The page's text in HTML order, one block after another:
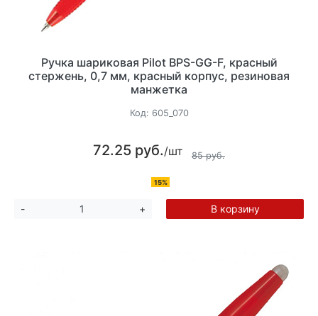
Ручка шариковая Pilot BPS-GG-F, красный
стержень, 0,7 мм, красный корпус, резиновая
манжетка
Код: 605_070
72.25 руб./шт 85 руб.
15%
- + В корзину